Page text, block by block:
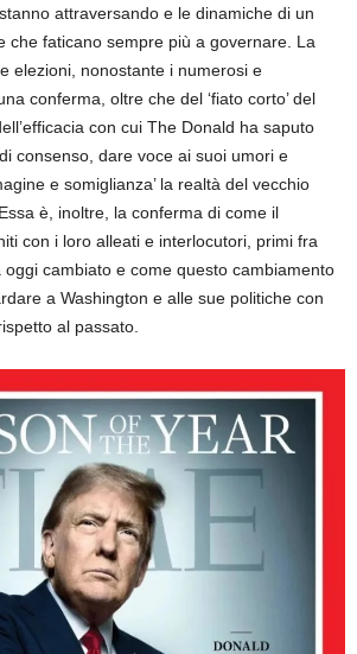
attraversando e le dinamiche di un
che faticano sempre più a governare. La
elezioni, nonostante i numerosi e
conferma, oltre che del ‘fiato corto’ del
con cui The Donald ha saputo
consenso, dare voce ai suoi umori e
e somiglianza’ la realtà del vecchio
è, inoltre, la conferma di come il
con i loro alleati e interlocutori, primi fra
cambiato e come questo cambiamento
a Washington e alle sue politiche con
al passato.